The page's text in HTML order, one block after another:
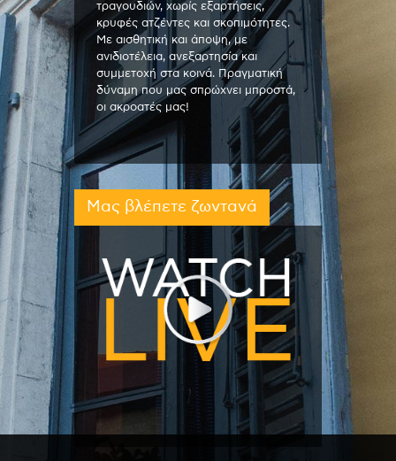
τραγουδιών, χωρίς εξαρτήσεις,
κρυφές ατζέντες και σκοπιμότητες.
Με αισθητική και άποψη, με
ανιδιοτέλεια, ανεξαρτησία και
συμμετοχή στα κοινά. Πραγματική
δύναμη που μας σπρώχνει μπροστά,
οι ακροατές μας!
Μας βλέπετε ζωντανά